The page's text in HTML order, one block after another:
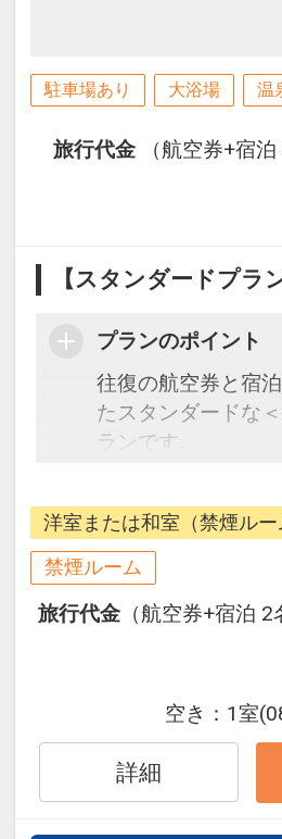
駐車場あり 大浴場 温
旅行代金
（航空券+宿
【スタンダードプラ
プランのポイント
往復の航空券と宿
たスタンダードな
ランです。
できるダイナミッ
ら、一都市滞在は
にも最適！
旅行期間中の1泊だ
泊・飛び泊なども
フライトは、安心
JALグループ）確
ル50%貯まります。
通・体験プランな
約）が可能なプラ
洋室または和室（禁煙ルー
禁煙ルーム
旅行代金 （航空券+宿泊
空き： 1室
詳細